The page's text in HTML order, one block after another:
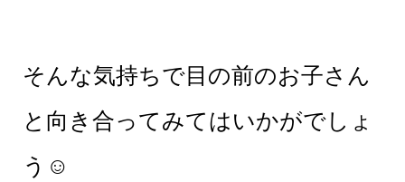
そんな気持ちで目の前のお子さん
と向き合ってみてはいかがでしょ
う☺︎